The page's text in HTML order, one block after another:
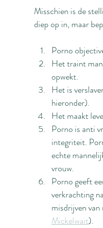
Misschien is de
diep op in, maar
Porno
Het traint
opwekt.
Het is
hieronder).
Het maakt
Porno is anti
integriteit.
echte
vrouw.
Porno geeft
verkrachting
misdrijven
Mickelwait).